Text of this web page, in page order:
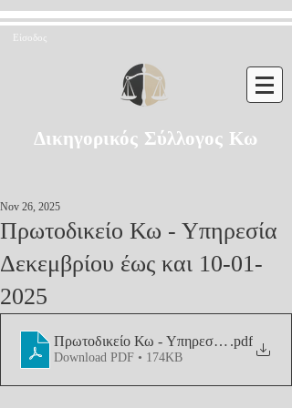
Είσοδος
Δικηγορικός Σύλλογος Κω
Πρωτοδικείο Κω - Υπηρεσία
Δεκεμβρίου έως και 10-01-
2025
Nov 26, 2025
Πρωτοδικείο Κω - Υπηρεσία .pdf
Download PDF • 174KB